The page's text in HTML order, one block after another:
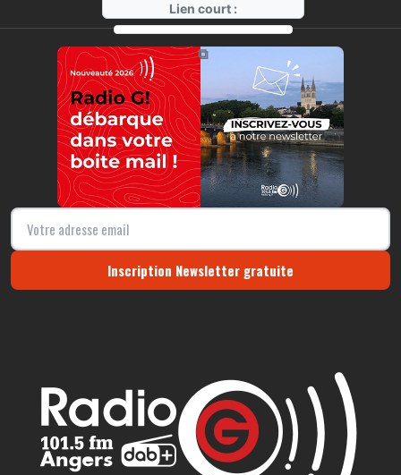
Lien court :
https://radio-g.fr?r388
⧉
Inscription Newsletter gratuite